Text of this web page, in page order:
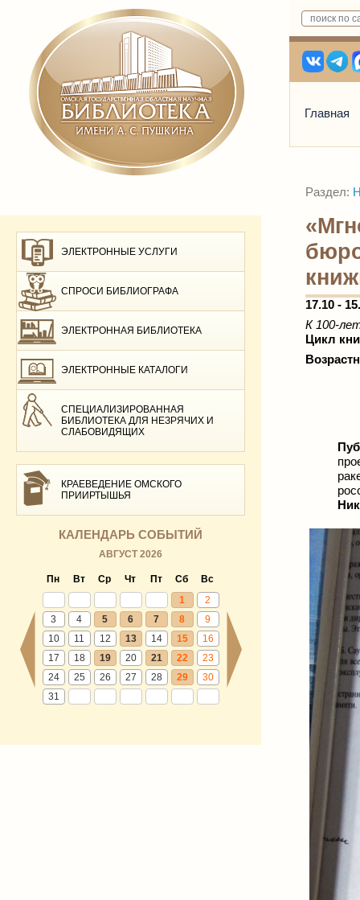
Главная
ЭЛЕКТРОННЫЕ УСЛУГИ
СПРОСИ БИБЛИОГРАФА
ЭЛЕКТРОННАЯ БИБЛИОТЕКА
ЭЛЕКТРОННЫЕ КАТАЛОГИ
СПЕЦИАЛИЗИРОВАННАЯ
БИБЛИОТЕКА ДЛЯ НЕЗРЯЧИХ И
СЛАБОВИДЯЩИХ
КРАЕВЕДЕНИЕ ОМСКОГО
ПРИИРТЫШЬЯ
КАЛЕНДАРЬ СОБЫТИЙ
АВГУСТ 2026
Пн Вт Ср Чт Пт Сб
Вс
1
2
3
4 5 6 7 8
9
10
11 12 13 14 15
16
17
18 19 20 21 22
23
24
25 26 27 28 29
30
31
Раздел:
17.10 -
К 100-
Цикл